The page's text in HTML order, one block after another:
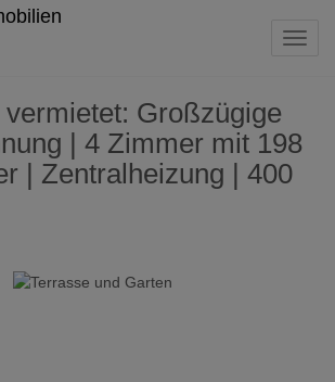
Großzügige
| 4 Zimmer mit 198
| Zentralheizung | 400